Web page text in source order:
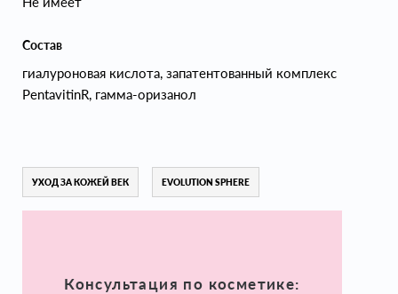
Состав
гиалуроновая кислота, запатентованный комплекс
PentavitinR, гамма-оризанол
УХОД ЗА КОЖЕЙ ВЕК EVOLUTION SPHERE
Консультация по косметике: